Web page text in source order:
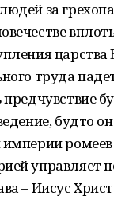
за
царства
труда
будто
ромеев
управляет
– Иисус